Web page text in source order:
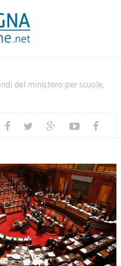
del ministero per scuole,